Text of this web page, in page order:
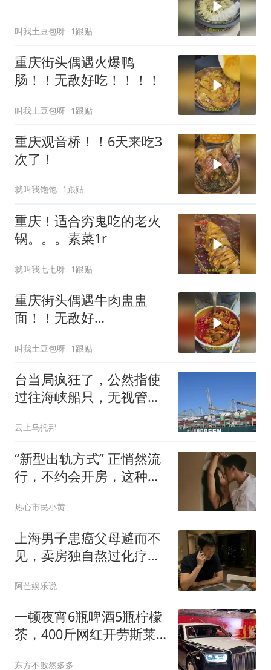
叫我土豆包呀 1跟贴
重庆街头偶遇火爆鸭
肠！！无敌好吃！！！！
叫我土豆包呀 1跟贴
重庆观音桥！！6天来吃3
次了！
就叫我饱饱 1跟贴
重庆！适合穷鬼吃的老火
锅。。。素菜1r
就叫我七七呀 1跟贴
重庆街头偶遇牛肉盅盅
面！！无敌好
叫我土豆包呀 1跟贴
台当局疯狂了，公然指使
过往海峡船只，无视管制
云上乌托邦
“新型出轨方式” 正悄然流
行，不约会开房，这种背
热心市民小黄
上海男子患癌父母避而不
见，卖房独自熬过化疗，
阿芒娱乐说
一顿夜宵6瓶啤酒5瓶柠檬
茶，400斤网红开劳斯莱
东方不败然多多